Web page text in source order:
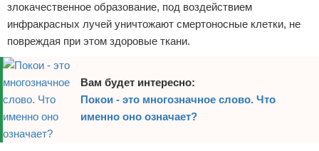
злокачественное образование, под воздействием
инфракрасных лучей уничтожают смертоносные клетки, не
повреждая при этом здоровые ткани.
Вам будет интересно:
Покои - это многозначное слово. Что
именно оно означает?